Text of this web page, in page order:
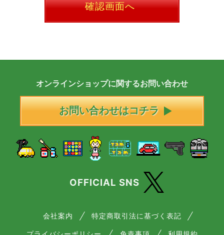
確認画面へ
オンラインショップに関するお問い合わせ
お問い合わせはコチラ
OFFICIAL SNS
会社案内 特定商取引法に基づく表記